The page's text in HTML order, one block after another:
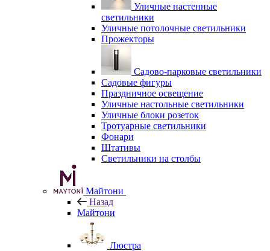
Уличные настенные
светильники
Уличные потолочные светильники
Прожекторы
Садово-парковые светильники
Садовые фигуры
Праздничное освещение
Уличные настольные светильники
Уличные блоки розеток
Тротуарные светильники
Фонари
Штативы
Светильники на столбы
Майтони
Назад
Майтони
Люстра